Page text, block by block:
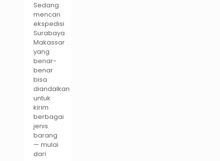
Sedang
mencari
ekspedisi
Surabaya
Makassar
yang
benar-
benar
bisa
diandalkan
untuk
kirim
berbagai
jenis
barang
— mulai
dari